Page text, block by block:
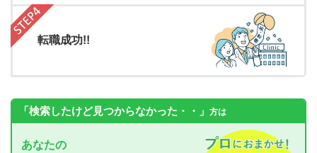
転職成功!!
「検索したけど見つからなかった・・」 方は
あなたの